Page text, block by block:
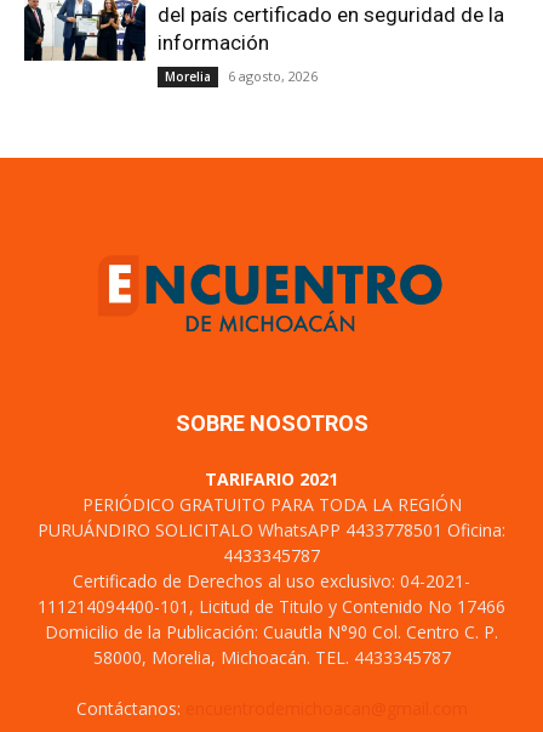
del país certificado en seguridad de la
información
Morelia 6 agosto, 2026
SOBRE NOSOTROS
TARIFARIO 2021
PERIÓDICO GRATUITO PARA TODA LA REGIÓN
PURUÁNDIRO SOLICITALO WhatsAPP 4433778501 Oficina:
4433345787
Certificado de Derechos al uso exclusivo: 04-2021-
111214094400-101, Licitud de Titulo y Contenido No 17466
Domicilio de la Publicación: Cuautla N°90 Col. Centro C. P.
58000, Morelia, Michoacán. TEL. 4433345787
Contáctanos: